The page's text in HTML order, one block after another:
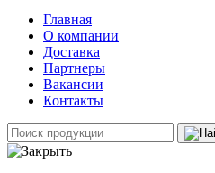
Главная
О компании
Доставка
Партнеры
Вакансии
Контакты